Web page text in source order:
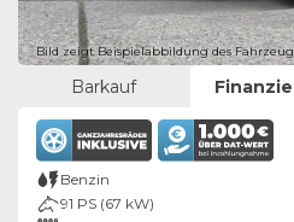
Bild zeigt Beispielabbildung des
Barkauf
Benzin
91 PS (67 kW)